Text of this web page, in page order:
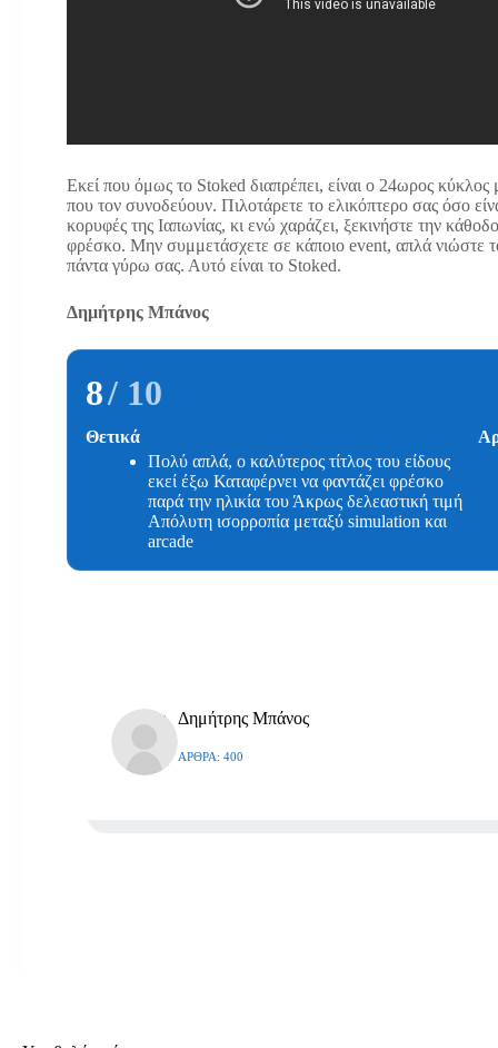
Εκεί που όμως το Stoked διαπρέπει, είναι ο 24ωρος κύκλος
που τον συνοδεύουν. Πιλοτάρετε το ελικόπτερο σας όσο
κορυφές της Ιαπωνίας, κι ενώ χαράζει, ξεκινήστε την
φρέσκο. Μην συμμετάσχετε σε κάποιο event, απλά νιώστε
πάντα γύρω σας. Αυτό είναι το Stoked.
Δημήτρης Μπάνος
8/ 10
Θετικά
Πολύ απλά, ο καλύτερος τίτλος του είδους
εκεί έξω Καταφέρνει να φαντάζει φρέσκο
παρά την ηλικία του Άκρως δελεαστική τιμή
Απόλυτη ισορροπία μεταξύ simulation και
arcade
Δημήτρης Μπάνος
ΆΡΘΡΑ: 400